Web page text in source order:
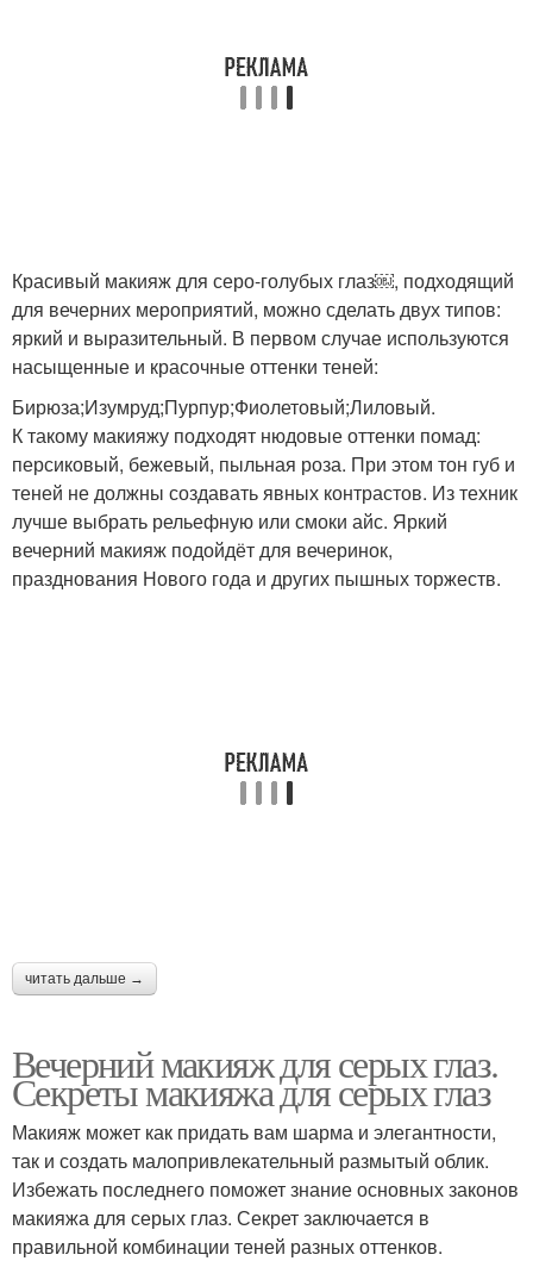
Косметики для макияжа
Палитра для серых глаз
Красивый макияж для серо-голубых глаз￼, подходящий
для вечерних мероприятий, можно сделать двух типов:
яркий и выразительный. В первом случае используются
насыщенные и красочные оттенки теней:
Бирюза;Изумруд;Пурпур;Фиолетовый;Лиловый.
К такому макияжу подходят нюдовые оттенки помад:
персиковый, бежевый, пыльная роза. При этом тон губ и
теней не должны создавать явных контрастов. Из техник
лучше выбрать рельефную или смоки айс. Яркий
вечерний макияж подойдёт для вечеринок,
празднования Нового года и других пышных торжеств.
читать дальше →
Вечерний макияж для серых глаз.
Секреты макияжа для серых глаз
Макияж может как придать вам шарма и элегантности,
так и создать малопривлекательный размытый облик.
Избежать последнего поможет знание основных законов
макияжа для серых глаз. Секрет заключается в
правильной комбинации теней разных оттенков.